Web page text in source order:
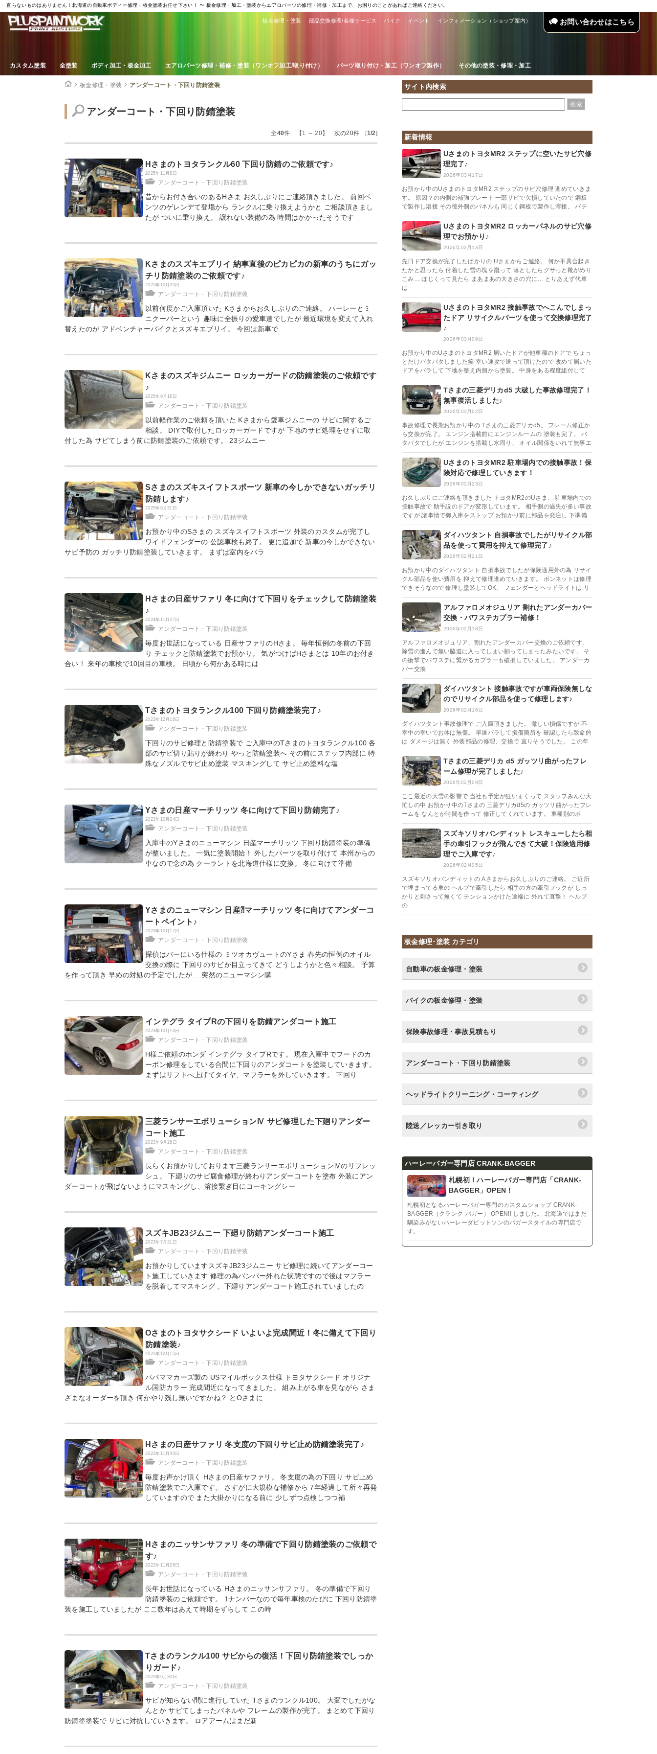
直らないものはありません！北海道の自動車ボディー修理・板金塗装お任せ下さい！ 〜 板金修理・加工・塗装からエアロパーツの修理・補修・加工まで、お困りのことがあればご連絡ください。
お問い合わせはこちら
バイク イベント インフォメーション（ショップ案内）
板金修理・塗装 部品交換修理/各種サービス
カスタム塗装 全塗装 ボディ加工・板金加工 エアロパーツ修理・補修・塗装（ワンオフ加工/取り付け） パーツ取り付け・加工（ワンオフ製作） その他の塗装・修理・加工
板金修理・塗装 アンダーコート・下回り防錆塗装
アンダーコート・下回り防錆塗装
全40件 【1 ～ 20】 次の20件 [1/2]
Hさまのトヨタランクル60 下回り防錆のご依頼です♪
2025年11月8日
アンダーコート・下回り防錆塗装
昔からお付き合いのあるHさま お久しぶりにご連絡頂きました。 前回ベ
ンツのゲレンデて登場から ランクルに乗り換えようかと ご相談頂きまし
たが ついに乗り換え。 譲れない装備の為 時間はかかったそうです
Kさまのスズキエブリイ 納車直後のピカピカの新車のうちにガッ
チリ防錆塗装のご依頼です♪
2025年10月20日
アンダーコート・下回り防錆塗装
以前何度かご入庫頂いた Kさまからお久しぶりのご連絡。 ハーレーとミ
ニクーパーという 趣味に全振りの愛車達でしたが 最近環境を変えて入れ
替えたのが アドベンチャーバイクとスズキエブリイ。 今回は新車で
Kさまのスズキジムニー ロッカーガードの防錆塗装のご依頼です
♪
2025年9月16日
アンダーコート・下回り防錆塗装
以前軽作業のご依頼を頂いた Kさまから愛車ジムニーの サビに関するご
相談。 DIYで取付したロッカーガードですが 下地のサビ処理をせずに取
付した為 サビてしまう前に防錆塗装のご依頼です。 23ジムニー
Sさまのスズキスイフトスポーツ 新車の今しかできないガッチリ
防錆します♪
2025年8月31日
アンダーコート・下回り防錆塗装
お預かり中のSさまの スズキスイフトスポーツ 外装のカスタムが完了し
ワイドフェンダーの 公認車検も終了。 更に追加で 新車の今しかできない
サビ予防の ガッチリ防錆塗装していきます。 まずは室内をバラ
Hさまの日産サファリ 冬に向けて下回りをチェックして防錆塗装
♪
2024年11月27日
アンダーコート・下回り防錆塗装
毎度お世話になっている 日産サファリのHさま。 毎年恒例の冬前の下回
り チェックと防錆塗装でお預かり。 気がつけばHさまとは 10年のお付き
合い！ 来年の車検で10回目の車検。 日頃から何かある時には
Tさまのトヨタランクル100 下回り防錆塗装完了♪
2023年12月16日
アンダーコート・下回り防錆塗装
下回りのサビ修理と防錆塗装で ご入庫中のTさまのトヨタランクル100 各
部のサビ切り貼りが終わり やっと防錆塗装へ その前にステップ内部に 特
殊なノズルでサビ止め塗装 マスキングして サビ止め塗料な塩
Yさまの日産マーチリッツ 冬に向けて下回り防錆完了♪
2023年10月24日
アンダーコート・下回り防錆塗装
入庫中のYさまのニューマシン 日産マーチリッツ 下回り防錆塗装の準備
が整いました。 一気に塗装開始！ 外したパーツを取り付けて 本州からの
車なので念の為 クーラントを北海道仕様に交換。 冬に向けて準備
Yさまのニューマシン 日産⁈マーチリッツ 冬に向けてアンダーコ
ートペイント♪
2023年10月17日
アンダーコート・下回り防錆塗装
探偵はバーにいる仕様の ミツオカヴュートのYさま 春先の恒例のオイル
交換の際に 下回りのサビが目立ってきて どうしようかと色々相談。 予算
を作って頂き 早めの対処の予定でしたが… 突然のニューマシン購
インテグラ タイプRの下回りを防錆アンダコート施工
2023年10月16日
アンダーコート・下回り防錆塗装
H様ご依頼のホンダ インテグラ タイプRです。 現在入庫中でフードのカ
ーボン修理をしている合間に下回りのアンダコートを塗装していきます。
まずはリフトへ上げてタイヤ、マフラーを外していきます。 下回り
三菱ランサーエボリューションⅣ サビ修理した下廻りアンダー
コート施工
2023年9月28日
アンダーコート・下回り防錆塗装
長らくお預かりしております三菱ランサーエボリューションⅣのリフレッ
シュ。 下廻りのサビ腐食修理が終わりアンダーコートを塗布 外装にアン
ダーコートが飛ばないようにマスキングし、溶接繋ぎ目にコーキングシー
スズキJB23ジムニー 下廻り防錆アンダーコート施工
2023年7月31日
アンダーコート・下回り防錆塗装
お預かりしていますスズキJB23ジムニー サビ修理に続いてアンダーコー
ト施工していきます 修理の為バンパー外れた状態ですので後はマフラー
を脱着してマスキング 。下廻りアンダーコート施工されていましたの
Oさまのトヨタサクシード いよいよ完成間近！冬に備えて下回り
防錆塗装♪
2022年12月15日
アンダーコート・下回り防錆塗装
パパママカーズ製の USマイルボックス仕様 トヨタサクシード オリジナ
ル国防カラー 完成間近になってきました。 組み上がる車を見ながら さま
ざまなオーダーを頂き 何かやり残し無いですかね？ とOさまに
Hさまの日産サファリ 冬支度の下回りサビ止め防錆塗装完了♪
2022年11月30日
アンダーコート・下回り防錆塗装
毎度お声かけ頂く Hさまの日産サファリ。 冬支度の為の下回り サビ止め
防錆塗装でご入庫です。 さすがに大規模な補修から 7年経過して所々再発
していますので また大掛かりになる前に 少しずつ点検しつつ補
Hさまのニッサンサファリ 冬の準備で下回り防錆塗装のご依頼で
す♪
2022年11月26日
アンダーコート・下回り防錆塗装
長年お世話になっている Hさまのニッサンサファリ。 冬の準備で下回り
防錆塗装のご依頼です。 1ナンバーなので毎年車検のたびに 下回り防錆塗
装を施工していましたが ここ数年はあえて時期をずらして この時
Tさまのランクル100 サビからの復活！下回り防錆塗装でしっか
りガード♪
2022年6月30日
アンダーコート・下回り防錆塗装
サビが知らない間に進行していた Tさまのランクル100。 大変でしたがな
んとか サビてしまったパネルや フレームの製作が完了。 まとめて下回り
防錆塗塗装で サビに対抗していきます。 ロアアームはまだ新
サイト内検索
新着情報
UさまのトヨタMR2 ステップに空いたサビ穴修
理完了♪
2026年03月17日
お預かり中のUさまのトヨタMR2 ステップのサビ穴修理 進めていきま
す。 原因？の内側の補強プレート 一部サビで欠損していたので 鋼板
で製作し溶接 その後外側のパネルも 同じく鋼板で製作し溶接。 パテ
UさまのトヨタMR2 ロッカーパネルのサビ穴修
理でお預かり♪
2026年03月13日
先日ドア交換が完了したばかりの Uさまからご連絡。 何か不具合起き
たかと思ったら 付着した雪の塊を蹴って 落としたらグサっと靴がめり
こみ… ほじくって見たら まあまあの大きさの穴に… とりあえず代車
は
UさまのトヨタMR2 接触事故でへこんでしまっ
たドア リサイクルパーツを使って交換修理完了
♪
2026年03月09日
お預かり中のUさまのトヨタMR2 届いたドアが他車種のドアで ちょっ
とだけバタバタしました笑 幸い速攻で送って頂けたので 改めて届いた
ドアをバラして 下地を整え内側から塗装。 中身をある程度組付して
Tさまの三菱デリカd5 大破した事故修理完了！
無事復活しました♪
2026年03月02日
事故修理で長期お預かり中の Tさまの三菱デリカd5。 フレーム修正か
ら交換が完了。 エンジン搭載前にエンジンルームの 塗装も完了。 バ
タバタでしたが エンジンを搭載し水周り、 オイル関係をいれて無事エ
UさまのトヨタMR2 駐車場内での接触事故！保
険対応で修理していきます！
2026年02月23日
お久しぶりにご連絡を頂きました トヨタMR2のUさま。 駐車場内での
接触事故で 助手説のドアが変形しています。 相手側の過失が多い事故
ですが 諸事情で御入庫をストップ お預かり前に部品を発注し 下準備
ダイハツタント 自損事故でしたがリサイクル部
品を使って費用を抑えて修理完了♪
2026年02月21日
お預かり中のダイハツタント 自損事故でしたが保険適用外の為 リサイ
クル部品を使い費用を 抑えて修理進めていきます。 ボンネットは修理
できそうなので 修理し塗装してOK。 フェンダーとヘッドライトは リ
アルファロメオジュリア 割れたアンダーカバー
交換・パワステカプラー補修！
2026年02月18日
アルファロメオジュリア、割れたアンダーカバー交換のご依頼です。
除雪の進んで無い脇道に入ってしまい割ってしまったみたいです。 そ
の衝撃でパワステに繋がるカプラーも破損していました。 アンダーカ
バー交換
ダイハツタント 接触事故ですが車両保険無しな
のでリサイクル部品を使って修理します♪
2026年02月16日
ダイハツタント事故修理で ご入庫頂きました。 激しい損傷ですが 不
幸中の幸いでお体は無傷。 早速バラして損傷箇所を 確認したら致命的
は ダメージは無く 外装部品の修理、交換で 直りそうでした。 この年
Tさまの三菱デリカ d5 ガッツリ曲がったフレ
ーム修理が完了しました♪
2026年02月09日
ここ最近の大雪の影響で 当社も予定が狂いまくって スタッフみんな大
忙しの中 お預かり中のTさまの 三菱デリカd5の ガッツリ曲がったフレ
ームを なんとか時間を作って 修正してくれています。 車種別のボ
スズキソリオバンディット レスキューしたら相
手の牽引フックが飛んできて大破！保険適用修
理でご入庫です♪
2026年02月05日
スズキソリオバンディットの Aさまからお久しぶりのご連絡。 ご近所
で埋まってる車の ヘルプで牽引したら 相手の方の牽引フックが しっ
かりと刺さって無くて テンションかけた途端に 外れて直撃！ ヘルプ
の
板金修理･塗装 カテゴリ
自動車の板金修理・塗装
バイクの板金修理・塗装
保険事故修理・事故見積もり
アンダーコート・下回り防錆塗装
ヘッドライトクリーニング・コーティング
陸送／レッカー引き取り
ハーレーバガー専門店 CRANK-BAGGER
札幌初！ハーレーバガー専門店「CRANK-
BAGGER」OPEN！
札幌初となるハーレーバガー専門のカスタムショップ CRANK-
BAGGER（クランク-バガー） OPEN!! しました。 北海道ではまだ
馴染みがないハーレーダビットソンのバガースタイルの専門店で
す。